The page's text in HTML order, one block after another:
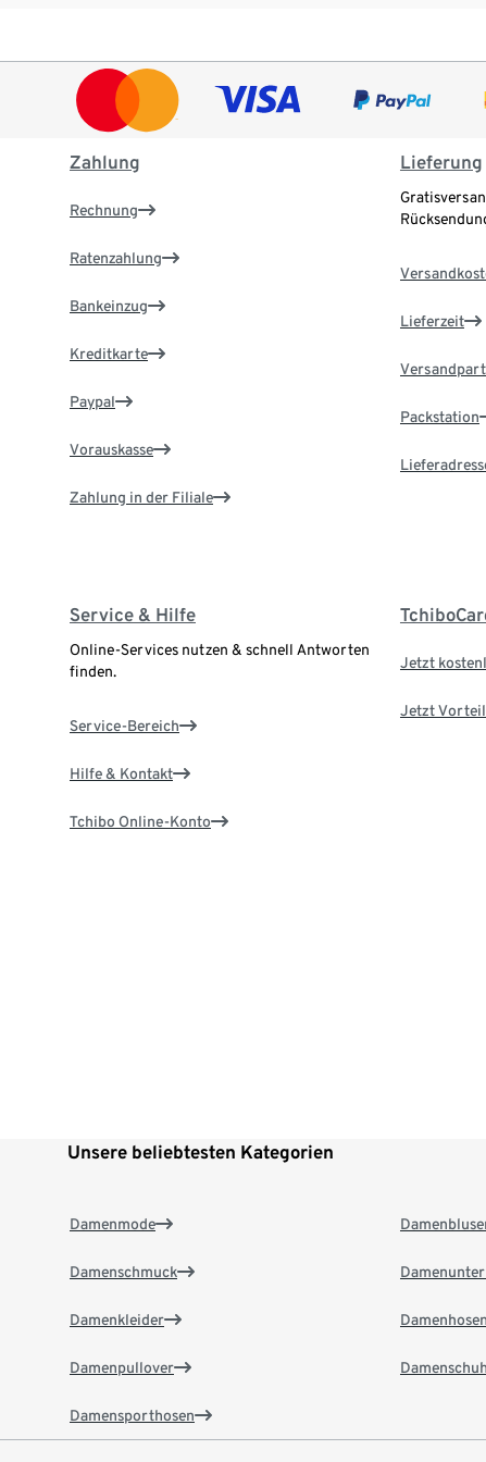
Zahlung
Rechnung
Ratenzahlung
Bankeinzug
Kreditkarte
Paypal
Vorauskasse
Zahlung in der Filiale
Lieferung
Lieferzeit
Packstation
Service & Hilfe
Online-Services nutzen & schnell Antworten
finden.
Service-Bereich
Hilfe & Kontakt
Tchibo Online-Konto
Jetzt
Jetzt
Unsere beliebtesten Kategorien
Damenmode
Damenschmuck
Damenkleider
Damenpullover
Damensporthosen
Damenhosen